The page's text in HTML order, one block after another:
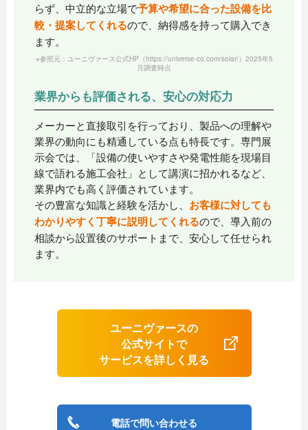
らず、中立的な立場で予算や希望に合った設備を比
較・提案してくれるので、納得感を持って購入でき
ます。
※参照元：ユーニヴァース公式HP（https://universe-co.com/solar/）2025年5
月調査時点
業界からも評価される、安心の対応力
メーカーと直接取引を行っており、製品への理解や
業界の動向にも精通している点も特長です。専門展
示会では、「設備の使いやすさや発電性能を現場目
線で語れる施工会社」として講演に招かれるなど、
業界内でも高く評価されています。
その豊富な知識と経験を活かし、 お客様に対しても
わかりやすく丁寧に説明してくれるので、導入前の
相談から設置後のサポートまで、安心して任せられ
ます。
ユーニヴァースの
公式サイトで
サービスを詳しく見る
電話で問い合わせる